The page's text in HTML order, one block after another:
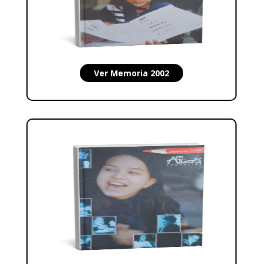
Ver Memoria 2002